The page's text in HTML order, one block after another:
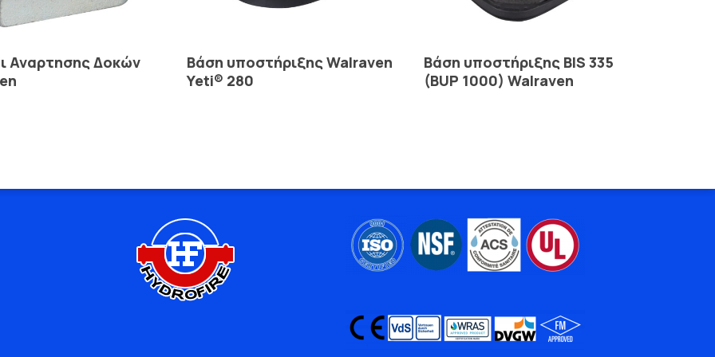
Αναρτησης Δοκών
Read More
Βάση υποστήριξης Walraven
Yeti® 280
Read More
Βάση υποστήριξης BIS 335
(BUP 1000) Walraven